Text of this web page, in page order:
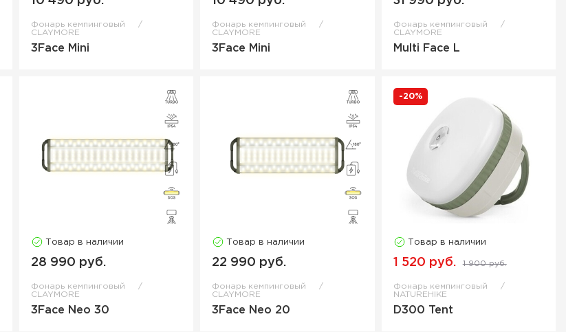
Фонарь кемпинговый
CLAYMORE
3Face Mini
Фонарь кемпинговый
CLAYMORE
3Face Mini
Фонарь кемпинговый
CLAYMORE
Multi Face L
Товар в наличии
28 990 руб.
Фонарь кемпинговый
CLAYMORE
3Face Neo 30
Товар в наличии
22 990 руб.
Фонарь кемпинговый
CLAYMORE
3Face Neo 20
-20%
Товар в наличии
1 520 руб. 1 900 руб.
Фонарь кемпинговый
NATUREHIKE
D300 Tent